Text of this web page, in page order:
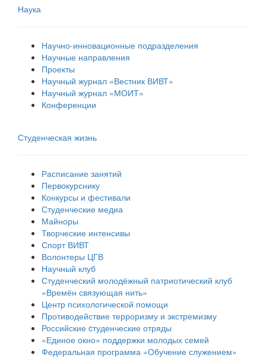
Наука
Научно-инновационные подразделения
Научные направления
Проекты
Научный журнал «Вестник ВИВТ»
Научный журнал «МОИТ»
Конференции
Студенческая жизнь
Расписание занятий
Первокурснику
Конкурсы и фестивали
Студенческие медиа
Майноры
Творческие интенсивы
Спорт ВИВТ
Волонтеры ЦГВ
Научный клуб
Студенческий молодёжный патриотический клуб
«Времён связующая нить»
Центр психологической помощи
Противодействие терроризму и экстремизму
Российские cтуденческие отряды
«Единое окно» поддержки молодых семей
Федеральная программа «Обучение служением»